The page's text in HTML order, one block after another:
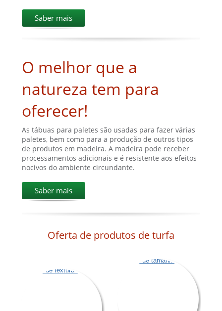
Saber mais
O melhor que a
natureza tem para
oferecer!
As tábuas para paletes são usadas para fazer várias
paletes, bem como para a produção de outros tipos
de produtos em madeira. A madeira pode receber
processamentos adicionais e é resistente aos efeitos
nocivos do ambiente circundante.
Saber mais
Oferta de produtos de turfa